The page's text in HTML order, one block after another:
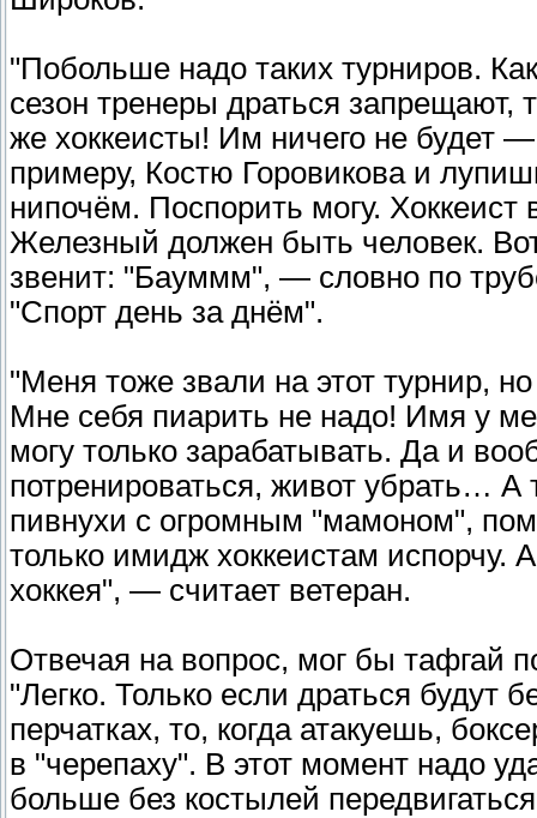
"Побольше надо таких турниров.
сезон тренеры драться запрещают,
же хоккеисты! Им ничего не будет
примеру, Костю Горовикова и
нипочём. Поспорить могу.
Железный должен быть человек.
звенит: "Бауммм", — словно по
"Спорт день за днём".
"Меня тоже звали на этот турнир,
Мне себя пиарить не надо! Имя у
могу только зарабатывать. Да и
потренироваться, живот убрать…
пивнухи с огромным "мамоном",
только имидж хоккеистам испорчу.
хоккея", — считает ветеран.
Отвечая на вопрос, мог бы тафгай
"Легко. Только если драться будут
перчатках, то, когда атакуешь,
в "черепаху". В этот момент надо
больше без костылей